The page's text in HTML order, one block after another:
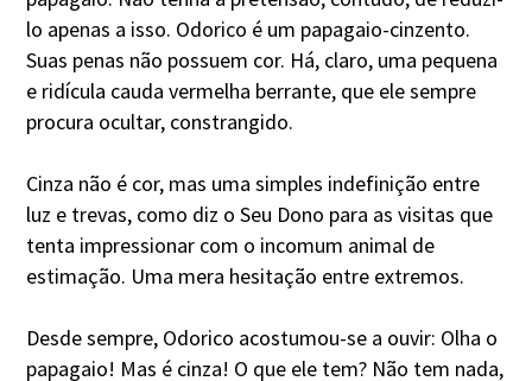
lo apenas a isso. Odorico é um papagaio-cinzento.
Suas penas não possuem cor. Há, claro, uma pequena
e ridícula cauda vermelha berrante, que ele sempre
procura ocultar, constrangido.
Cinza não é cor, mas uma simples indefinição entre
luz e trevas, como diz o Seu Dono para as visitas que
tenta impressionar com o incomum animal de
estimação. Uma mera hesitação entre extremos.
Desde sempre, Odorico acostumou-se a ouvir: Olha o
papagaio! Mas é cinza! O que ele tem? Não tem nada,